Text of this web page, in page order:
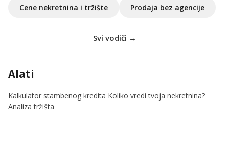
Cene nekretnina i tržište Prodaja bez agencije
Svi vodiči →
Alati
Kalkulator stambenog kredita Koliko vredi tvoja nekretnina?
Analiza tržišta